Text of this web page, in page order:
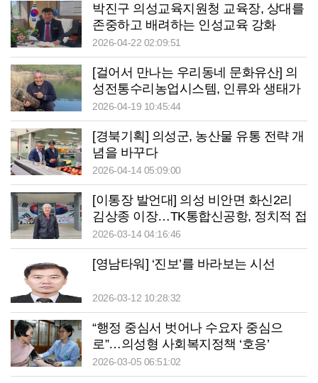
박진구 의성교육지원청 교육장, 상대를
존중하고 배려하는 인성교육 강화
2026-04-22 02:09:51
[걸어서 만나는 우리동네 문화유산] 의
성전통수리농업시스템, 인류와 생태가
공존하는 농업유산
2026-04-19 10:45:44
[경북기획] 의성군, 농산물 유통 전략 개
념을 바꾸다
2026-04-14 05:09:00
[이통장 발언대] 의성 비안면 화신2리
김상종 이장…TK통합신공항, 정치적 접
근 우려
2026-03-14 04:16:46
[영남타워] ‘진보’를 바라보는 시선
2026-03-12 10:28:32
“행정 중심서 벗어나 수요자 중심으
로”…의성형 사회복지정책 ‘호응’
2026-03-05 06:51:02